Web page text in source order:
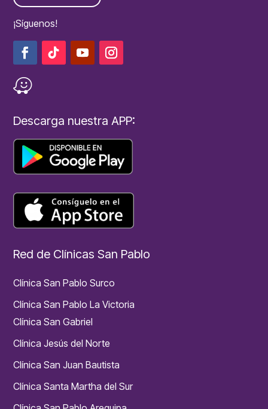
¡Síguenos!
Descarga nuestra APP:
Red de Clínicas San Pablo
Clínica San Pablo Surco
Clínica San Pablo La Victoria
Clínica San Gabriel
Clínica Jesús del Norte
Clínica San Juan Bautista
Clínica Santa Martha del Sur